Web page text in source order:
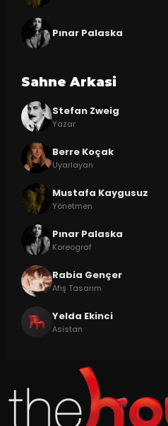
Pınar Palaska
Sahne Arkasi
Stefan Zweig
Yazar
Berre Koçak
Uyarlayan
Mustafa Kaygusuz
Yönetmen
Pınar Palaska
Koreograf
Rabia Gençer
Afiş Tasarım
Yelda Ekinci
Asistan